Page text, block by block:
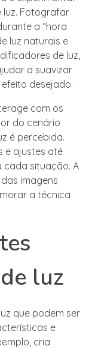
luz. Fotografar
a “hora
luz naturais e
de luz,
a suavizar
desejado.
com os
do cenário
é percebida.
e ajustes até
situação. A
imagens
a técnica
luz
que podem ser
e
cria